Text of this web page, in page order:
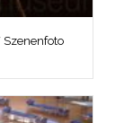
Szenenfoto